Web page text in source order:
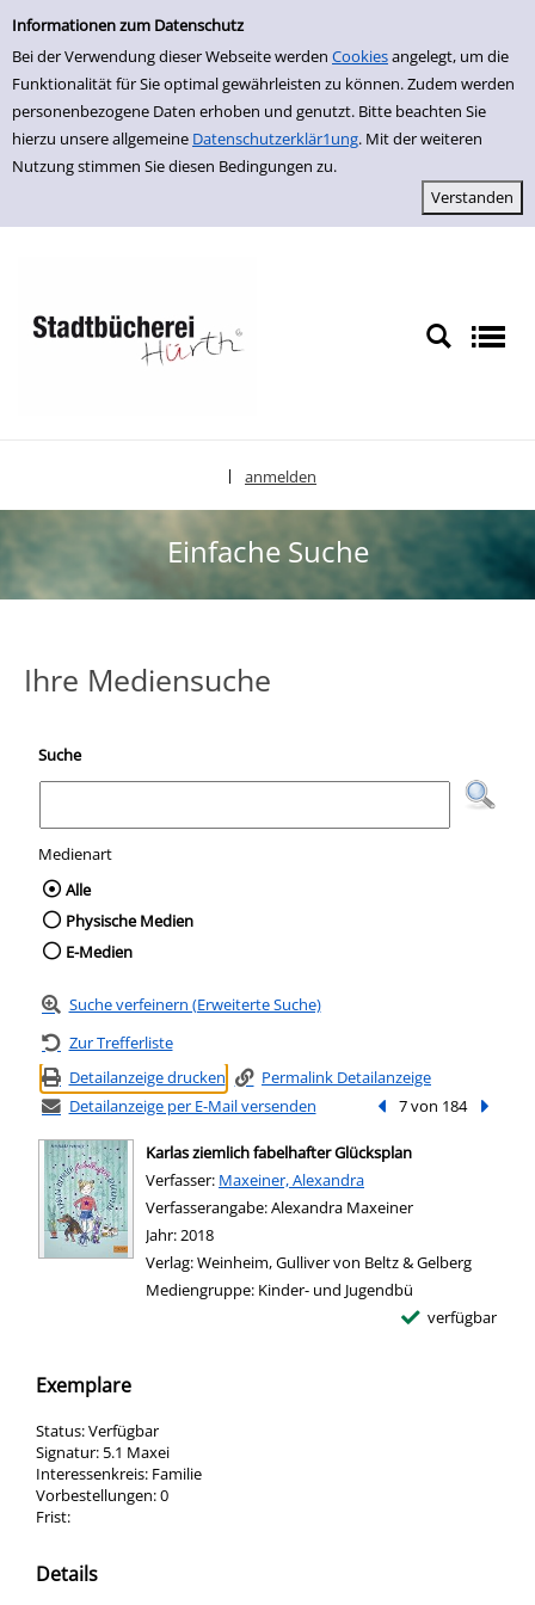
Einfache Suche
Informationen zum Datenschutz
Bei der Verwendung dieser Webseite werden Cookiesangelegt, um die
Funktionalität für Sie optimal gewährleisten zu können. Zudem werden
personenbezogene Daten erhoben und genutzt. Bitte beachten Sie
hierzu unsere allgemeine Datenschutzerklär1ung. Mit der weiteren
Nutzung stimmen Sie diesen Bedingungen zu.
zur Navigation springen
zum Inhalt springen
Zur Detailanzeige springen
anmelden
Einfache Suche
Ihre Mediensuche
Suche
Medienart
Wählen Sie die Medienart nach der Sie
Alle
Physische Medien
E-Medien
Suche verfeinern (Erweiterte Suche)
Zur Trefferliste
Detailanzeige drucken
Permalink Detailanzeige
Detailanzeige per E-Mail versenden
Vorheriger Treffer
7 von 184
Karlas ziemlich fabelhafter Glücksplan
Verfasser: Suche nach diesem Verfasser
Maxeiner, Alexandra
Verfasserangabe:Alexandra Maxeiner
Jahr:2018
Verlag:Weinheim, Gulliver von Beltz & Gelberg
Mediengruppe: Kinder- und Jugendbü
verfügbar
Exemplare
Status:Verfügbar
Signatur: 5.1 Maxei
Interessenkreis: Familie
Vorbestellungen:0
Frist:
Details